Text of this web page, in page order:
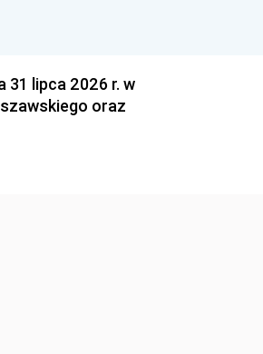
31 lipca 2026 r. w
oraz